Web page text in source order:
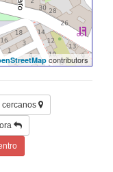
contributors
cercanos